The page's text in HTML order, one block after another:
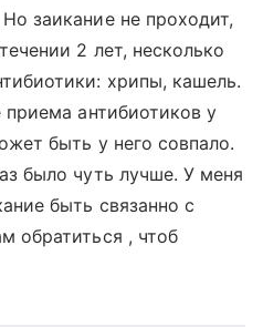
заикание не проходит,
2 лет, несколько
хрипы, кашель.
антибиотиков у
быть у него совпало.
было чуть лучше. У меня
быть связанно с
обратиться , чтоб